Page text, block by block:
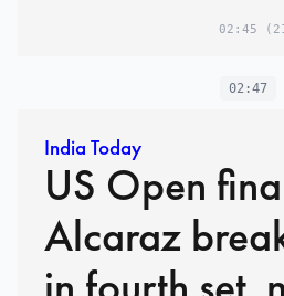
02:45
02:47
India Today
US Open
Alcaraz